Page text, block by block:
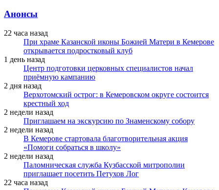
Анонсы
22 часа назад
При храме Казанской иконы Божией Матери в Кемерове
открывается подростковый клуб
1 день назад
Центр подготовки церковных специалистов начал
приёмную кампанию
2 дня назад
Верхотомский острог: в Кемеровском округе состоится
крестный ход
2 недели назад
Приглашаем на экскурсию по Знаменскому собору
2 недели назад
В Кемерове стартовала благотворительная акция
«Помоги собраться в школу»
2 недели назад
Паломническая служба Кузбасской митрополии
приглашает посетить Петухов Лог
22 часа назад